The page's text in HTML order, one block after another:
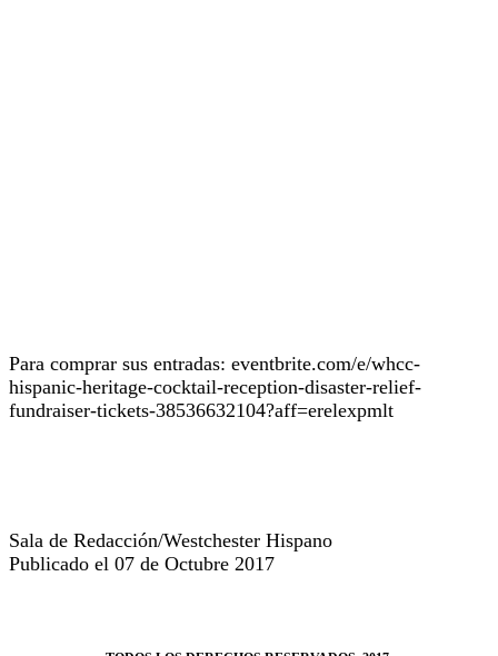
Para comprar sus entradas: eventbrite.com/e/whcc-
hispanic-heritage-cocktail-reception-disaster-relief-
fundraiser-tickets-38536632104?aff=erelexpmlt
Sala de Redacción/Westchester Hispano
Publicado el 07 de Octubre 2017